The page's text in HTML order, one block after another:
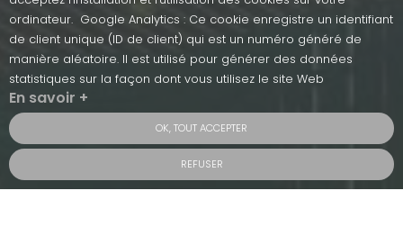
ordinateur. Google Analytics : Ce cookie enregistre un identifiant
de client unique (ID de client) qui est un numéro généré de
manière aléatoire. Il est utilisé pour générer des données
statistiques sur la façon dont vous utilisez le site Web
En savoir +
OK, TOUT ACCEPTER
REFUSER